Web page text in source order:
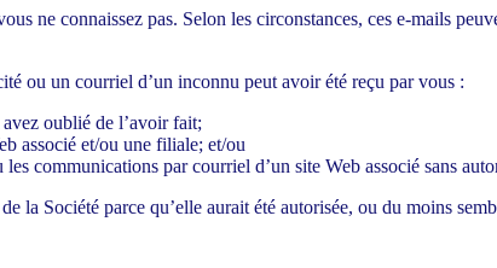
ne connaissez pas. Selon les circonstances, ces e-mails
ou un courriel d’un inconnu peut avoir été reçu par vous :
oublié de l’avoir fait;
associé et/ou une filiale; et/ou
communications par courriel d’un site Web associé sans
Société parce qu’elle aurait été autorisée, ou du moins